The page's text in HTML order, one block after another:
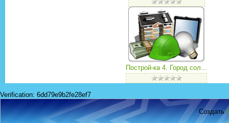
Построй-ка 4. Город сол...
Verification: 6dd79e9b2fe28ef7
Создать